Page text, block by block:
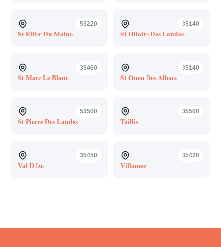
53220
St Ellier Du Maine
35140
St Hilaire Des Landes
35460
St Marc Le Blanc
35140
St Ouen Des Alleux
53500
St Pierre Des Landes
35500
Taillis
35450
Val D Ize
35420
Villamee